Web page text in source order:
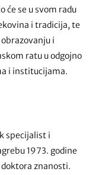
će se u svom radu
i tradicija, te
i
ratu u odgojno
i institucijama.
specijalist i
1973. godine
znanosti.